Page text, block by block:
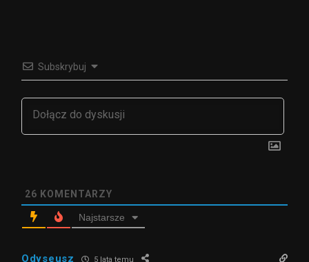
Subskrybuj
26 KOMENTARZY
Najstarsze
Odyseusz 5 lata temu